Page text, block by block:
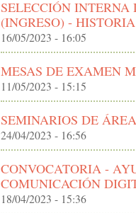
SELECCIÓN
(INGRESO) -
16/05/2023 - 16:05
MESAS DE EXAMEN
11/05/2023 - 15:15
SEMINARIOS DE
24/04/2023 - 16:56
CONVOCATORIA -
COMUNICACIÓN
18/04/2023 - 15:36